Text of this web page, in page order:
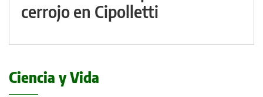
cerrojo en Cipolletti
Ciencia y Vida